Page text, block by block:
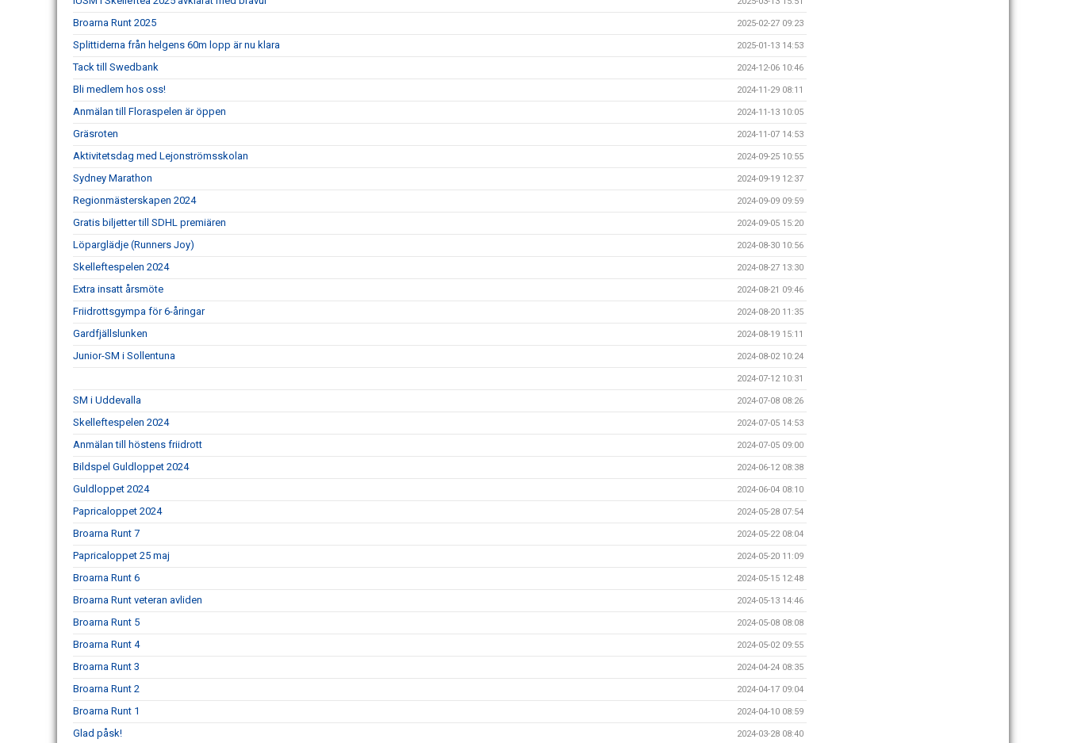
Broarna Runt 2025 2025-02-27 09:23
Splittiderna från helgens 60m lopp är nu klara 2025-01-13 14:53
Tack till Swedbank 2024-12-06 10:46
Bli medlem hos oss! 2024-11-29 08:11
Anmälan till Floraspelen är öppen 2024-11-13 10:05
Gräsroten 2024-11-07 14:53
Aktivitetsdag med Lejonströmsskolan 2024-09-25 10:55
Sydney Marathon 2024-09-19 12:37
Regionmästerskapen 2024 2024-09-09 09:59
Gratis biljetter till SDHL premiären 2024-09-05 15:20
Löparglädje (Runners Joy) 2024-08-30 10:56
Skelleftespelen 2024 2024-08-27 13:30
Extra insatt årsmöte 2024-08-21 09:46
Friidrottsgympa för 6-åringar 2024-08-20 11:35
Gardfjällslunken 2024-08-19 15:11
Junior-SM i Sollentuna 2024-08-02 10:24
2024-07-12 10:31
SM i Uddevalla 2024-07-08 08:26
Skelleftespelen 2024 2024-07-05 14:53
Anmälan till höstens friidrott 2024-07-05 09:00
Bildspel Guldloppet 2024 2024-06-12 08:38
Guldloppet 2024 2024-06-04 08:10
Papricaloppet 2024 2024-05-28 07:54
Broarna Runt 7 2024-05-22 08:04
Papricaloppet 25 maj 2024-05-20 11:09
Broarna Runt 6 2024-05-15 12:48
Broarna Runt veteran avliden 2024-05-13 14:46
Broarna Runt 5 2024-05-08 08:08
Broarna Runt 4 2024-05-02 09:55
Broarna Runt 3 2024-04-24 08:35
Broarna Runt 2 2024-04-17 09:04
Broarna Runt 1 2024-04-10 08:59
Glad påsk! 2024-03-28 08:40